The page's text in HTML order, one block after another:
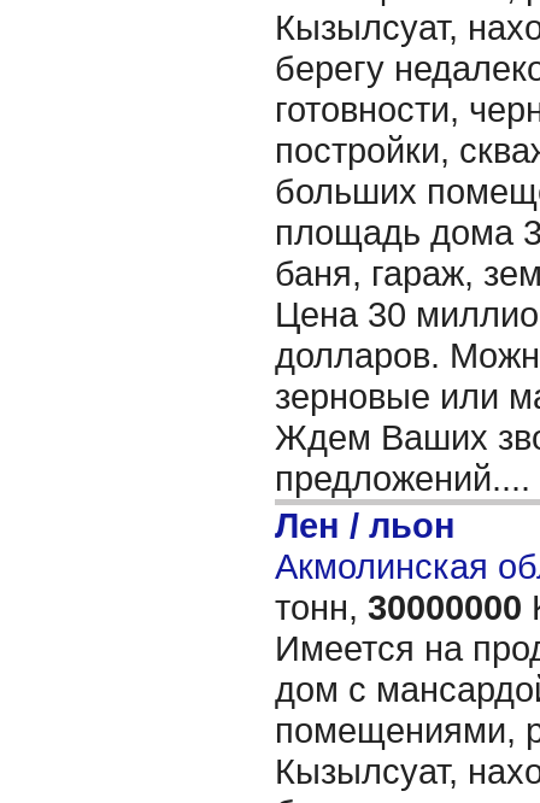
Кызылсуат,
берегу
готовности,
постройки,
больших
площадь дома
баня, гараж,
Цена 30
долларов.
зерновые или
Ждем Ваших
предложений....
Лен / льон
Акмолинская
тонн, 30000000
Имеется на
дом с
помещениями,
Кызылсуат,